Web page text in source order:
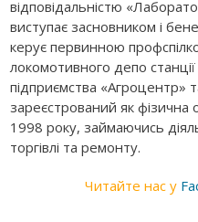
відповідальністю
виступає засновником і
керує первинною
локомотивного депо
підприємства «Агроцентр»
зареєстрований як
1998 року, займаючись
торгівлі та ремонту.
Читайте нас у